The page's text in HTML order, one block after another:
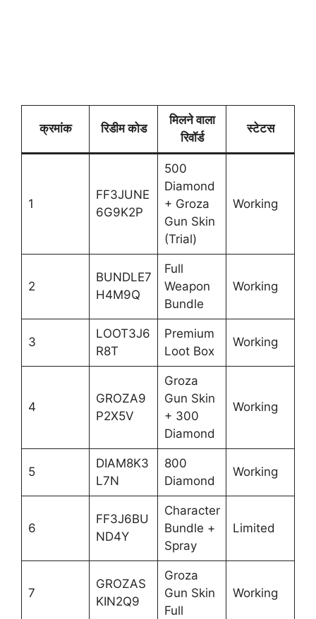
क्रमांक रिडीम कोड
मिलने वाला
रिवॉर्ड
स्टेटस
1
FF3JUNE
6G9K2P
500
Diamond
+ Groza
Gun Skin
(Trial)
Working
2
BUNDLE7
H4M9Q
Full
Weapon
Bundle
Working
3
LOOT3J6
R8T
Premium
Loot Box
Working
4
GROZA9
P2X5V
Groza
Gun Skin
+ 300
Diamond
Working
5
DIAM8K3
L7N
800
Diamond
Working
6
FF3J6BU
ND4Y
Character
Bundle +
Spray
Limited
7
GROZAS
KIN2Q9
Groza
Gun Skin
Full
Working